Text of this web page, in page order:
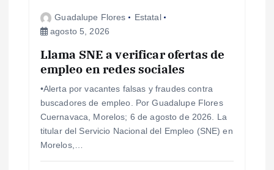
Guadalupe Flores
Estatal
agosto 5, 2026
Llama SNE a verificar ofertas de
empleo en redes sociales
•Alerta por vacantes falsas y fraudes contra
buscadores de empleo. Por Guadalupe Flores
Cuernavaca, Morelos; 6 de agosto de 2026. La
titular del Servicio Nacional del Empleo (SNE) en
Morelos,…